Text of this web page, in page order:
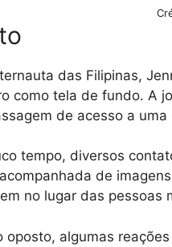
das Filipinas,
como tela de fundo. A
de acesso a
tempo, diversos
de
no lugar das pessoas
oposto, algumas